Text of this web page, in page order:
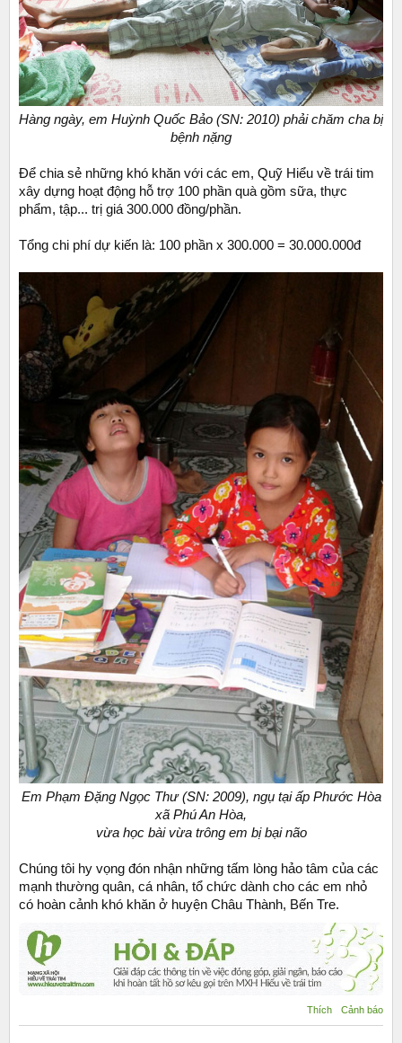
Hàng ngày, em Huỳnh Quốc Bảo (SN: 2010) phải chăm cha bị
bệnh nặng
Để chia sẻ những khó khăn với các em, Quỹ Hiểu về trái tim
xây dựng hoạt động hỗ trợ 100 phần quà gồm sữa, thực
phẩm, tập... trị giá 300.000 đồng/phần.
Tổng chi phí dự kiến là: 100 phần x 300.000 = 30.000.000đ
Em Phạm Đặng Ngọc Thư (SN: 2009), ngụ tại ấp Phước Hòa
xã Phú An Hòa,
vừa học bài vừa trông em bị bại não
Chúng tôi hy vọng đón nhận những tấm lòng hảo tâm của các
mạnh thường quân, cá nhân, tổ chức dành cho các em nhỏ
có hoàn cảnh khó khăn ở huyện Châu Thành, Bến Tre.
Thích Cảnh báo